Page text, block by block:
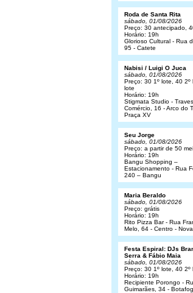
Roda de Santa Rita
sábado, 01/08/2026
Preço: 30 antecipado,
Horário: 19h
Glorioso Cultural - Rua
95 - Catete
Nabisi / Luigi O Juca
sábado, 01/08/2026
Preço: 30 1º lote, 40 2º
lote
Horário: 19h
Stigmata Studio -
Comércio, 16 - Arco do
Praça XV
Seu Jorge
sábado, 01/08/2026
Preço: a partir de 50
Horário: 19h
Bangu Shopping –
Estacionamento - Rua
240 – Bangu
Maria Beraldo
sábado, 01/08/2026
Preço: grátis
Horário: 19h
Rito Pizza Bar - Rua
Melo, 64 - Centro -
Festa Espiral: DJs
Serra & Fábio Maia
sábado, 01/08/2026
Preço: 30 1º lote, 40 2º
Horário: 19h
Recipiente Porongo -
Guimarães, 34 -